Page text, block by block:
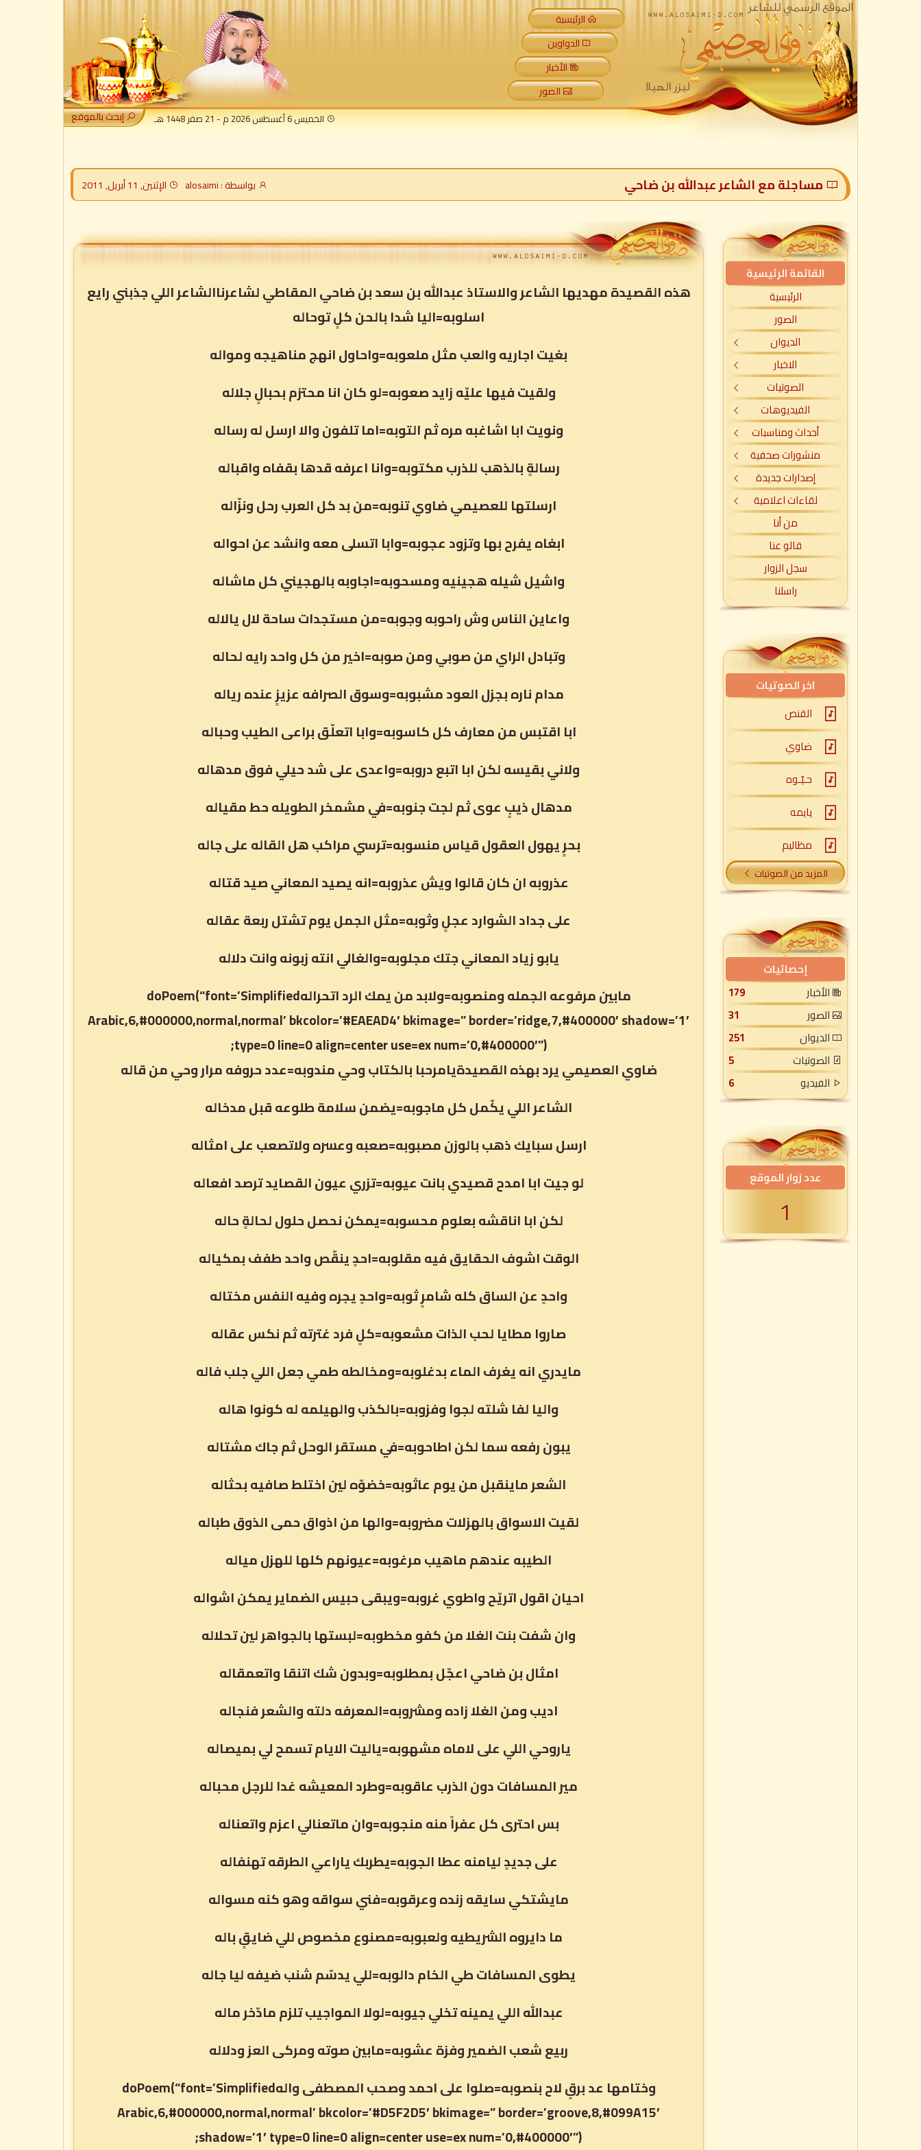
الرئيسية
الدواوين
الأخبار
الصور
إبحث بالموقع
الخميس 6 أغسطس 2026 م - 21 صفر 1448 هـ
مساجلة مع الشاعر عبدالله بن ضاحي بواسطة : alosaimi الإثنين, 11 أبريل, 2011
هذه القصيدة مهديها الشاعر والاستاذ عبدالله بن سعد بن ضاحي المقاطي لشاعرناالشاعر اللي جذبني رايع
اسلوبه=اليا شدا بالحن كلٍ توحاله
بغيت اجاريه والعب مثل ملعوبه=واحاول انهج مناهيجه ومواله
ولقيت فيها عليّه زايد صعوبه=لو كان انا محتزم بحبالٍ جلاله
ونويت ابا اشاغبه مره ثم التوبه=اما تلفون والا ارسل له رساله
رسالةٍ بالذهب للذرب مكتوبه=وانا اعرفه قدها بقفاه واقباله
ارسلتها للعصيمي ضاوي تنوبه=من بد كل العرب رحل ونزّاله
ابغاه يفرح بها وتزود عجوبه=وابا اتسلى معه وانشد عن احواله
واشيل شيله هجينيه ومسحوبه=اجاوبه بالهجيني كل ماشاله
واعاين الناس وش راحوبه وجوبه=من مستجدات ساحة لال يالاله
وتبادل الراي من صوبي ومن صوبه=اخير من كل واحد رايه لحاله
مدام ناره بجزل العود مشبوبه=وسوق الصرافه عزيزٍ عنده رياله
ابا اقتبس من معارف كل كاسوبه=وابا اتعلّق براعى الطيب وحباله
ولاني بقيسه لكن ابا اتبع دروبه=واعدى على شد حيلي فوق مدهاله
مدهال ذيبٍ عوى ثم لجت جنوبه=في مشمخر الطويله حط مقياله
بحرٍ يهول العقول قياس منسوبه=ترسي مراكب هل القاله على جاله
عذروبه ان كان قالوا ويش عذروبه=انه يصيد المعاني صيد قتاله
على جداد الشوارد عجلٍ وثوبه=مثل الجمل يوم تشتل ربعة عقاله
يابو زياد المعاني جتك مجلوبه=والغالي انته زبونه وانت دلاله
مابين مرفوعه الجمله ومنصوبه=ولابد من يمك الرد اتحرالهdoPoem(“font=’Simplified
Arabic,6,#000000,normal,normal’ bkcolor=’#EAEAD4′ bkimage=” border=’ridge,7,#400000′ shadow=’1′
type=0 line=0 align=center use=ex num=’0,#400000′”);
ضاوي العصيمي يرد بهذه القصيدةيامرحبا بالكتاب وحي مندوبه=عدد حروفه مرار وحي من قاله
الشاعر اللي يكّمل كل ماجوبه=يضمن سلامة طلوعه قبل مدخاله
ارسل سبايك ذهب بالوزن مصبوبه=صعبه وعسره ولاتصعب على امثاله
لو جيت ابا امدح قصيدي بانت عيوبه=تزري عيون القصايد ترصد افعاله
لكن ابا اناقشه بعلوم محسوبه=يمكن نحصل حلول لحالةٍ حاله
الوقت اشوف الحقايق فيه مقلوبه=احدٍ ينقّص واحد طفف بمكياله
واحدٍ عن الساق كله شامرٍ ثوبه=واحدٍ يجره وفيه النفس مختاله
صاروا مطايا لحب الذات مشعوبه=كلٍ فرد غترته ثم نكس عقاله
مايدري انه يغرف الماء بدغلوبه=ومخالطه طمي جعل اللي جلب فاله
واليا لفا شلته لجوا وفزوبه=بالكذب والهيلمه له كونوا هاله
يبون رفعه سما لكن اطاحوبه=في مستقر الوحل ثم جاك مشتاله
الشعر ماينقبل من يوم عاثوبه=خضوّه لين اختلط صافيه بحثاله
لقيت الاسواق بالهزلات مضروبه=والها من اذواق حمى الذوق طباله
الطيبه عندهم ماهيب مرغوبه=عيونهم كلها للهزل مياله
احيان اقول اتريّح واطوي غروبه=ويبقى حبيس الضماير يمكن اشواله
وان شفت بنت الغلا من كفو مخطوبه=لبستها بالجواهر لين تحلاله
امثال بن ضاحي اعجّل بمطلوبه=وبدون شك اتنقا واتعمقاله
اديب ومن الغلا زاده ومشروبه=المعرفه دلته والشعر فنجاله
ياروحي اللي على لاماه مشهوبه=ياليت الايام تسمح لي بميصاله
مير المسافات دون الذرب عاقوبه=وطرد المعيشه غدا للرجل محباله
بس احترى كل عفراً منه منجوبه=وان ماتعنالي اعزم واتعناله
على جديدٍ ليامنه عطا الجوبه=يطربك ياراعي الطرقه تهنفاله
مايشتكي سايقه زنده وعرقوبه=فني سواقه وهو كنه مسواله
ما دايروه الشريطيه ولعبوبه=مصنوع مخصوص للي ضايقٍ باله
يطوى المسافات طي الخام دالوبه=للي يدسّم شنب ضيفه ليا جاله
عبدالله اللي يمينه تخلي جيوبه=لولا المواجيب تلزم مادّخر ماله
ربيع شعب الضمير وفزة عشوبه=مابين صوته ومركى العز ودلاله
وختامها عد برقٍ لاح بنصوبه=صلوا على احمد وصحب المصطفى والهdoPoem(“font=’Simplified
Arabic,6,#000000,normal,normal’ bkcolor=’#D5F2D5′ bkimage=” border=’groove,8,#099A15′
shadow=’1′ type=0 line=0 align=center use=ex num=’0,#400000′”);
القائمة الرئيسية
الرئيسية
الصور
الديوان
الاخبار
الصوتيات
الفيديوهات
أحداث ومناسبات
منشورات صحفية
إصدارات جديدة
لقاءات اعلامية
من أنا
قالو عنا
سجل الزوار
راسلنا
اخر الصوتيات
القنص
ضاوي
حـيّـوه
يايمه
مظاليم
المزيد من الصوتيات
إحصائيات
الأخبار
179
الصور
31
الديوان
251
الصوتيات
5
الفيديو
6
عدد زوار الموقع
1